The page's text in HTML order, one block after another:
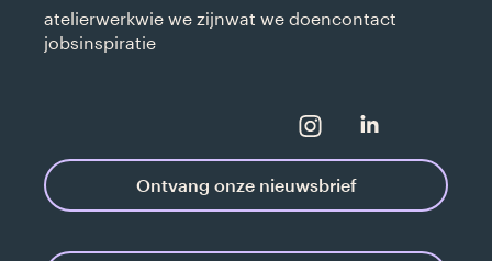
Ontvang onze nieuwsbrief
contact
wat we doen
wie we zijn
werk
atelier
inspiratie
jobs